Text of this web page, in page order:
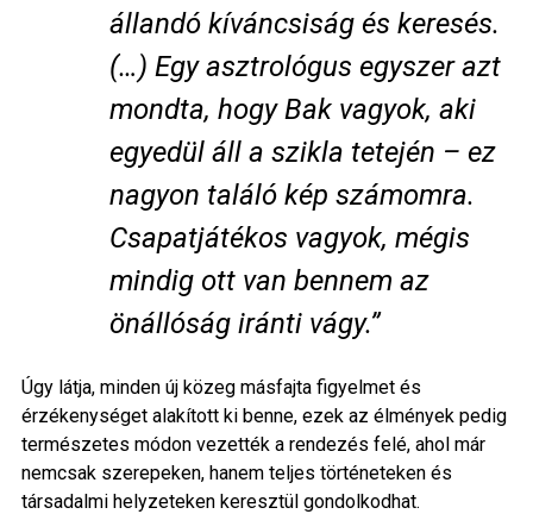
állandó kíváncsiság és keresés.
(…) Egy asztrológus egyszer azt
mondta, hogy Bak vagyok, aki
egyedül áll a szikla tetején – ez
nagyon találó kép számomra.
Csapatjátékos vagyok, mégis
mindig ott van bennem az
önállóság iránti vágy.”
Úgy látja, minden új közeg másfajta figyelmet és
érzékenységet alakított ki benne, ezek az élmények pedig
természetes módon vezették a rendezés felé, ahol már
nemcsak szerepeken, hanem teljes történeteken és
társadalmi helyzeteken keresztül gondolkodhat.